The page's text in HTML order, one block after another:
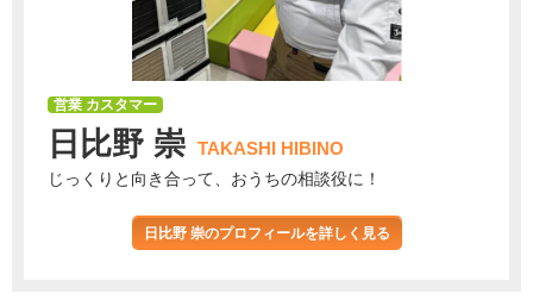
営業 カスタマー
日比野 崇 TAKASHI HIBINO
じっくりと向き合って、おうちの相談役に！
日比野 崇のプロフィールを詳しく見る